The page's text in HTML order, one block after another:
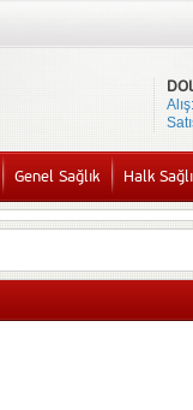
Alış:
Genel Sağlık Halk